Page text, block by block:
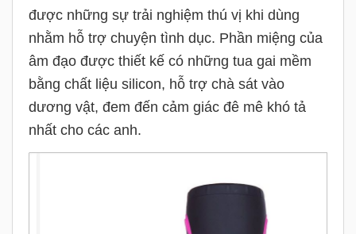
được những sự trải nghiệm thú vị khi dùng
nhằm hỗ trợ chuyện tình dục. Phần miệng của
âm đạo được thiết kế có những tua gai mềm
bằng chất liệu silicon, hỗ trợ chà sát vào
dương vật, đem đến cảm giác đê mê khó tả
nhất cho các anh.